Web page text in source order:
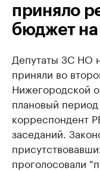
приняло
бюджет на
Депутаты ЗС НО
приняли во
Нижегородской
плановый
корреспондент
заседаний.
проголосовали